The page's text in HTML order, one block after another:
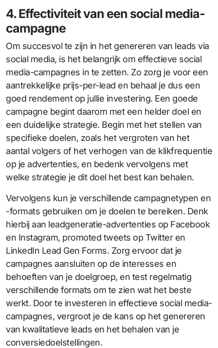
4. Effectiviteit van een social media-
campagne
Om succesvol te zijn in het genereren van leads via
social media, is het belangrijk om effectieve social
media-campagnes in te zetten. Zo zorg je voor een
aantrekkelijke prijs-per-lead en behaal je dus een
goed rendement op jullie investering. Een goede
campagne begint daarom met een helder doel en
een duidelijke strategie. Begin met het stellen van
specifieke doelen, zoals het vergroten van het
aantal volgers of het verhogen van de klikfrequentie
op je advertenties, en bedenk vervolgens met
welke strategie je dit doel het best kan behalen.
Vervolgens kun je verschillende campagnetypen en
-formats gebruiken om je doelen te bereiken. Denk
hierbij aan leadgeneratie-advertenties op Facebook
en Instagram, promoted tweets op Twitter en
LinkedIn Lead Gen Forms. Zorg ervoor dat je
campagnes aansluiten op de interesses en
behoeften van je doelgroep, en test regelmatig
verschillende formats om te zien wat het beste
werkt. Door te investeren in effectieve social media-
campagnes, vergroot je de kans op het genereren
van kwalitatieve leads en het behalen van je
conversiedoelstellingen.